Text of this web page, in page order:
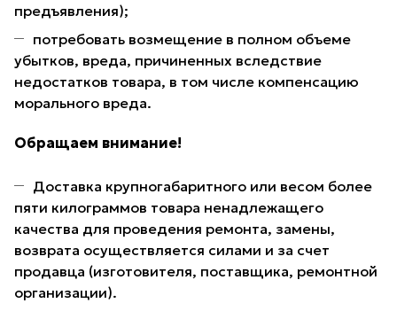
предъявления);
потребовать возмещение в полном объеме
убытков, вреда, причиненных вследствие
недостатков товара, в том числе компенсацию
морального вреда.
Обращаем внимание!
Доставка крупногабаритного или весом более
пяти килограммов товара ненадлежащего
качества для проведения ремонта, замены,
возврата осуществляется силами и за счет
продавца (изготовителя, поставщика, ремонтной
организации).